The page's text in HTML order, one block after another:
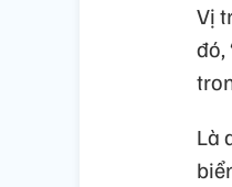
Vị
đó,
Là